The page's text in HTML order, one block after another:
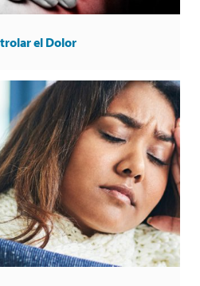
el Dolor